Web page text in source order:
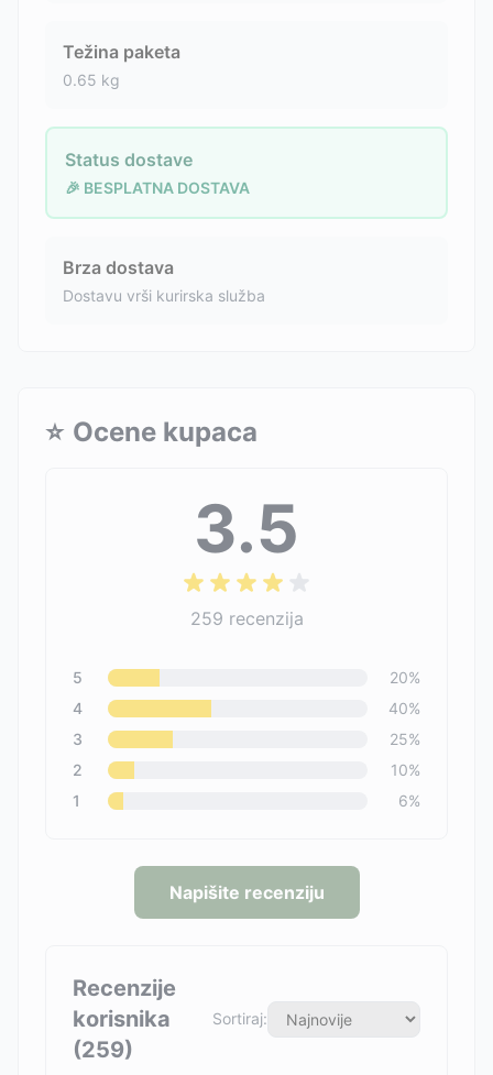
Težina paketa
0.65 kg
Status dostave
🎉 BESPLATNA DOSTAVA
Brza dostava
Dostavu vrši kurirska služba
⭐ Ocene kupaca
3.5
259 recenzija
5 20%
4
40%
3
25%
2
10%
1
6%
Napišite recenziju
Recenzije
korisnika
(259)
Sortiraj: